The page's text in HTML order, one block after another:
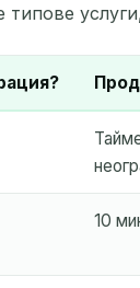
типове
10